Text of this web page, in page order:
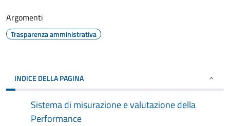
Argomenti
Trasparenza amministrativa
INDICE DELLA PAGINA
Sistema di misurazione e valutazione della
Performance